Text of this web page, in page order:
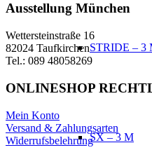
STRIDE – 3
SX – 3 M
Ausstellung München
Wettersteinstraße 16
82024 Taufkirchen
Tel.: 089 48058269
ONLINESHOP
Mein Konto
Versand & Zahlungsarten
Widerrufsbelehrung